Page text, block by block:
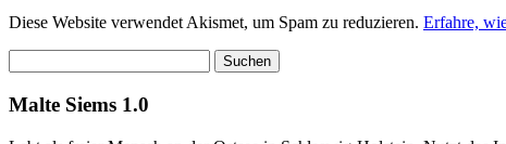
Diese Website verwendet Akismet, um Spam zu reduzieren. Erfahre,
nach:
Malte Siems 1.0